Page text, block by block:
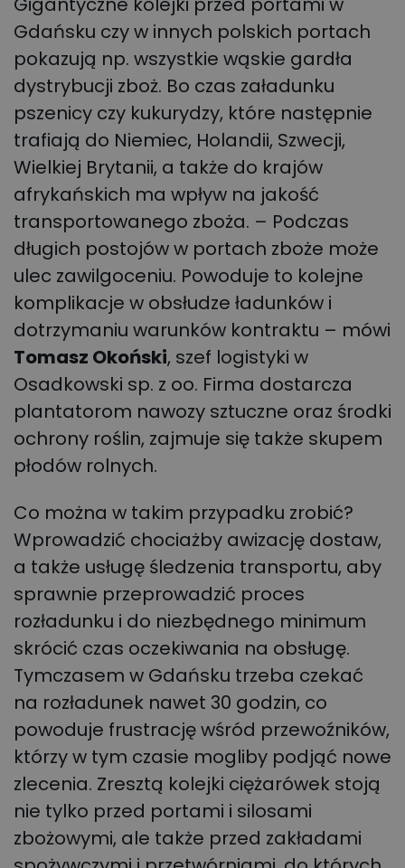
Gdańsku czy w innych polskich portach
pokazują np. wszystkie wąskie gardła
dystrybucji zboż. Bo czas załadunku
pszenicy czy kukurydzy, które następnie
trafiają do Niemiec, Holandii, Szwecji,
Wielkiej Brytanii, a także do krajów
afrykańskich ma wpływ na jakość
transportowanego zboża. – Podczas
długich postojów w portach zboże może
ulec zawilgoceniu. Powoduje to kolejne
komplikacje w obsłudze ładunków i
dotrzymaniu warunków kontraktu – mówi
Tomasz Okoński, szef logistyki w
Osadkowski sp. z oo. Firma dostarcza
plantatorom nawozy sztuczne oraz środki
ochrony roślin, zajmuje się także skupem
płodów rolnych.
Co można w takim przypadku zrobić?
Wprowadzić chociażby awizację dostaw,
a także usługę śledzenia transportu, aby
sprawnie przeprowadzić proces
rozładunku i do niezbędnego minimum
skrócić czas oczekiwania na obsługę.
Tymczasem w Gdańsku trzeba czekać
na rozładunek nawet 30 godzin, co
powoduje frustrację wśród przewoźników,
którzy w tym czasie mogliby podjąć nowe
zlecenia. Zresztą kolejki ciężarówek stoją
nie tylko przed portami i silosami
zbożowymi, ale także przed zakładami